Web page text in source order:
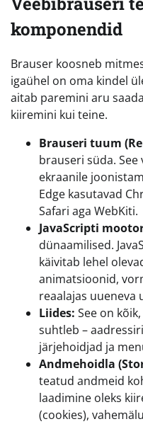
komponendid
Brauser koosneb
igaühel on oma kindel
aitab paremini aru
kiiremini kui teine.
Brauseri tuum
brauseri süda.
ekraanile
Edge kasutavad
Safari aga WebKiti.
JavaScripti
dünaamilised.
käivitab lehel
animatsioonid,
reaalajas uueneva
Liides: See on
suhtleb –
järjehoidjad ja
Andmehoidla
teatud andmeid
laadimine oleks
(cookies),